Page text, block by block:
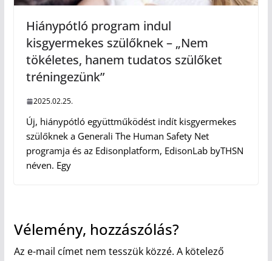
Hiánypótló program indul
kisgyermekes szülőknek – „Nem
tökéletes, hanem tudatos szülőket
tréningezünk”
2025.02.25.
Új, hiánypótló együttműködést indít kisgyermekes
szülőknek a Generali The Human Safety Net
programja és az Edisonplatform, EdisonLab byTHSN
néven. Egy
Vélemény, hozzászólás?
Az e-mail címet nem tesszük közzé. A kötelező